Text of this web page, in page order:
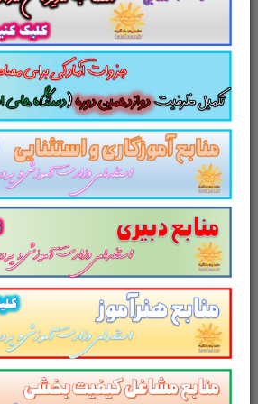
برای آزمون های استخدامی
سوالات تستی کتاب دانش
تاسیسات مکانیکیمطالب
آزمون استخدامی را نظم
سازد. این مجموعهمرور سریع
می شود و آگاهی های وی را
آمادگی و شبیه سازی را برای
همراه دارد. مطالعه این منبع
عزیز پیشنهاد می
از دیگر منابع آزمون
آموزش و پرورش در
یادگیری دیدن